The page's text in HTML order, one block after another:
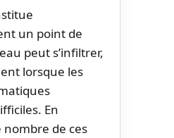
un point de
peut s’infiltrer,
lorsque les
En
de ces